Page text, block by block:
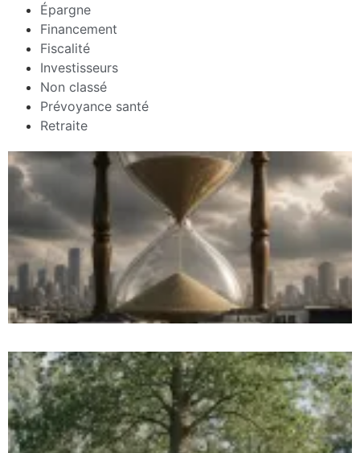
Épargne
Financement
Fiscalité
Investisseurs
Non classé
Prévoyance santé
Retraite